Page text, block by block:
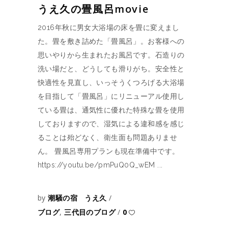
うえ久の畳風呂movie
2016年秋に男女大浴場の床を畳に変えまし
た。畳を敷き詰めた「畳風呂」。お客様への
思いやりから生まれたお風呂です。石造りの
洗い場だと、どうしても滑りがち。安全性と
快適性を見直し、いっそうくつろげる大浴場
を目指して「畳風呂」にリニューアル使用し
ている畳は、通気性に優れた特殊な畳を使用
しておりますので、湿気による違和感を感じ
ることは殆どなく、衛生面も問題ありませ
ん。 畳風呂専用プランも現在準備中です。
https://youtu.be/pmPuQ0Q_wEM
by潮騒の宿 うえ久
ブログ,三代目のブログ 0